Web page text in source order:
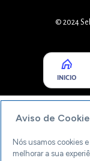
© 2024
INICIO
Aviso de
Nós usamos cookies
melhorar a sua